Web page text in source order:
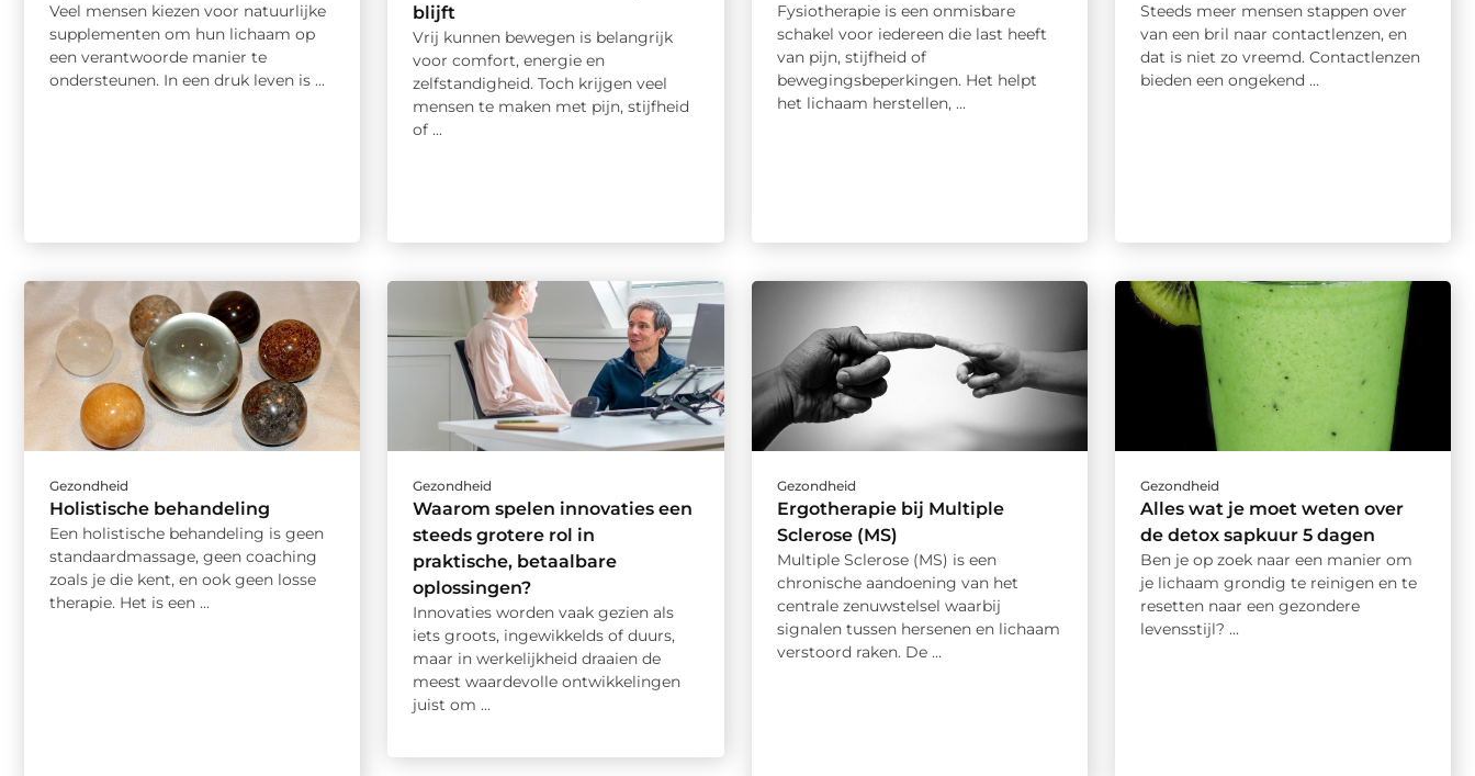
Veel mensen kiezen voor natuurlijke
supplementen om hun lichaam op
een verantwoorde manier te
ondersteunen. In een druk leven is ...
blijft
Vrij kunnen bewegen is belangrijk
voor comfort, energie en
zelfstandigheid. Toch krijgen veel
mensen te maken met pijn, stijfheid
of ...
Fysiotherapie is een onmisbare
schakel voor iedereen die last heeft
van pijn, stijfheid of
bewegingsbeperkingen. Het helpt
het lichaam herstellen, ...
Steeds meer mensen stappen over
van een bril naar contactlenzen, en
dat is niet zo vreemd. Contactlenzen
bieden een ongekend ...
Gezondheid
Holistische behandeling
Een holistische behandeling is geen
standaardmassage, geen coaching
zoals je die kent, en ook geen losse
therapie. Het is een ...
Gezondheid
Waarom spelen innovaties een
steeds grotere rol in
praktische, betaalbare
oplossingen?
Innovaties worden vaak gezien als
iets groots, ingewikkelds of duurs,
maar in werkelijkheid draaien de
meest waardevolle ontwikkelingen
juist om ...
Gezondheid
Ergotherapie bij Multiple
Sclerose (MS)
Multiple Sclerose (MS) is een
chronische aandoening van het
centrale zenuwstelsel waarbij
signalen tussen hersenen en lichaam
verstoord raken. De ...
Gezondheid
Alles wat je moet weten over
de detox sapkuur 5 dagen
Ben je op zoek naar een manier om
je lichaam grondig te reinigen en te
resetten naar een gezondere
levensstijl? ...